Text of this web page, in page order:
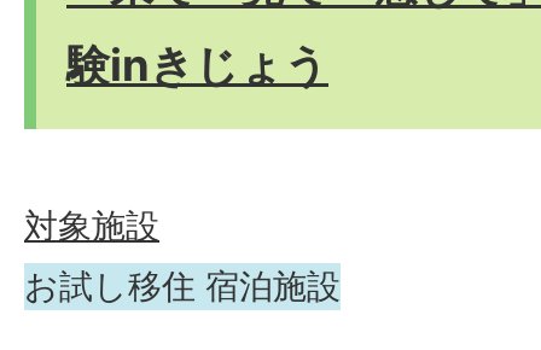
験inきじょう
対象施設
お試し移住 宿泊施設